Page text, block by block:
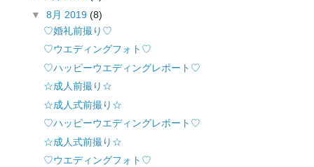
▼ 8月 2019 (8)
♡婚礼前撮り♡
♡ウエディングフォト♡
♡ハッピーウエディングレポート♡
☆成人前撮り☆
☆成人式前撮り☆
♡ハッピーウエディングレポート♡
☆成人式前撮り☆
♡ウエディングフォト♡